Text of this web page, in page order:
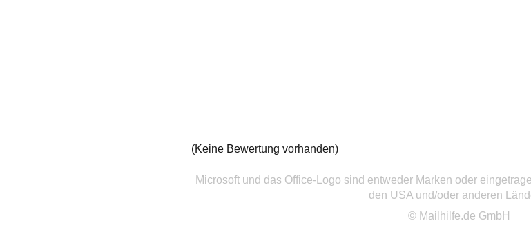
(Keine Bewertung vorhanden)
Microsoft und das Office-Logo sind entweder Marken oder
den USA und/oder anderen
© Mailhilfe.de GmbH